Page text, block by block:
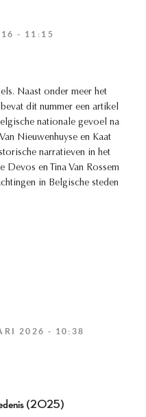
- 11:15
Naast onder meer het
dit nummer een artikel
nationale gevoel na
Nieuwenhuyse en Kaat
narratieven in het
Devos en Tina Van Rossem
in Belgische steden
2026 - 10:38
(2025)